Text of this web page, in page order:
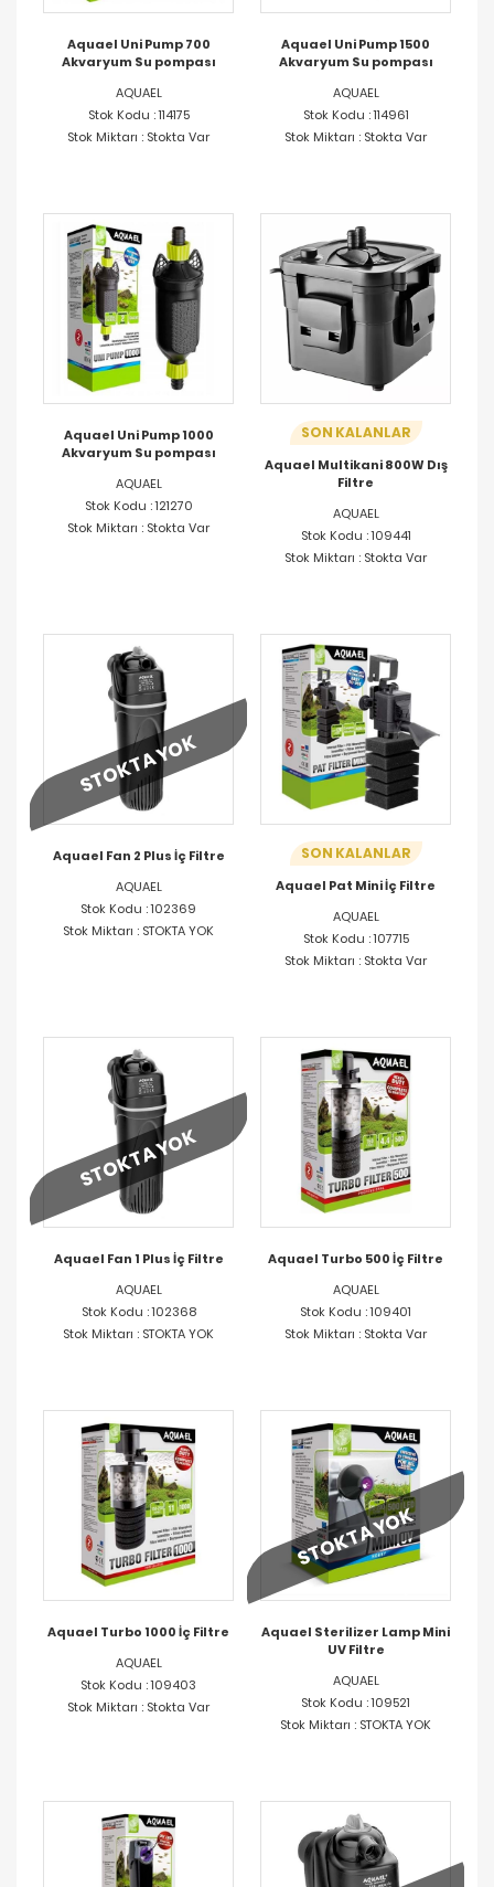
Aquael Uni Pump 700
Akvaryum Su pompası
AQUAEL
Stok Kodu : 114175
Stok Miktarı : Stokta Var
Aquael Uni Pump 1500
Akvaryum Su pompası
AQUAEL
Stok Kodu : 114961
Stok Miktarı : Stokta Var
Aquael Uni Pump 1000
Akvaryum Su pompası
AQUAEL
Stok Kodu : 121270
Stok Miktarı : Stokta Var
SON KALANLAR
Aquael Multikani 800W Dış
Filtre
AQUAEL
Stok Kodu : 109441
Stok Miktarı : Stokta Var
STOKTA YOK
Aquael Fan 2 Plus İç Filtre
AQUAEL
Stok Kodu : 102369
Stok Miktarı : STOKTA YOK
SON KALANLAR
Aquael Pat Mini İç Filtre
AQUAEL
Stok Kodu : 107715
Stok Miktarı : Stokta Var
STOKTA YOK
Aquael Fan 1 Plus İç Filtre
AQUAEL
Stok Kodu : 102368
Stok Miktarı : STOKTA YOK
Aquael Turbo 500 İç Filtre
AQUAEL
Stok Kodu : 109401
Stok Miktarı : Stokta Var
Aquael Turbo 1000 İç Filtre
AQUAEL
Stok Kodu : 109403
Stok Miktarı : Stokta Var
STOKTA YOK
Aquael Sterilizer Lamp Mini
UV Filtre
AQUAEL
Stok Kodu : 109521
Stok Miktarı : STOKTA YOK